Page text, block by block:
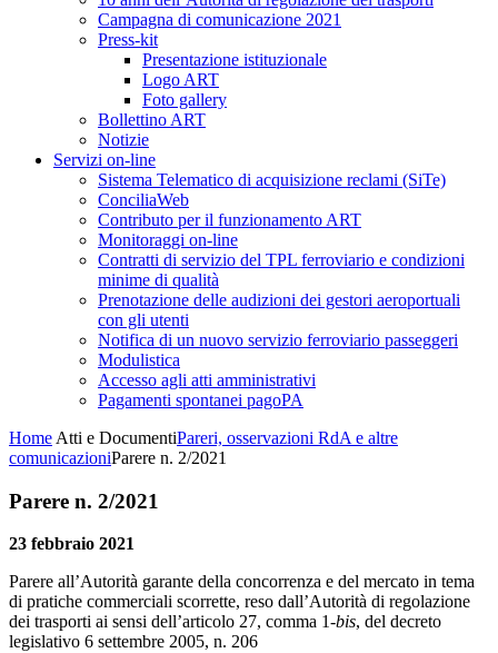
Campagna di comunicazione 2021
Press-kit
Presentazione istituzionale
Logo ART
Foto gallery
Bollettino ART
Notizie
Servizi on-line
Sistema Telematico di acquisizione reclami (SiTe)
ConciliaWeb
Contributo per il funzionamento ART
Monitoraggi on-line
Contratti di servizio del TPL ferroviario e condizioni
minime di qualità
Prenotazione delle audizioni dei gestori aeroportuali
con gli utenti
Notifica di un nuovo servizio ferroviario passeggeri
Modulistica
Accesso agli atti amministrativi
Pagamenti spontanei pagoPA
Home Atti e DocumentiPareri, osservazioni RdA e altre
comunicazioniParere n. 2/2021
Parere n. 2/2021
23 febbraio 2021
Parere all’Autorità garante della concorrenza e del mercato in tema
di pratiche commerciali scorrette, reso dall’Autorità di regolazione
dei trasporti ai sensi dell’articolo 27, comma 1-bis, del decreto
legislativo 6 settembre 2005, n. 206